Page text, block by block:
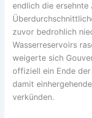
endlich die ersehnte
zuvor bedrohlich
Wasserreservoirs
weigerte sich
offiziell ein Ende
damit
verkünden.